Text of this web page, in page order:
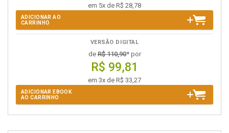
em 5x de R$ 28,78
ADICIONAR AO
CARRINHO
VERSÃO DIGITAL
deR$ 110,90* por
R$ 99,81
em 3x de R$ 33,27
ADICIONAR EBOOK
AO CARRINHO